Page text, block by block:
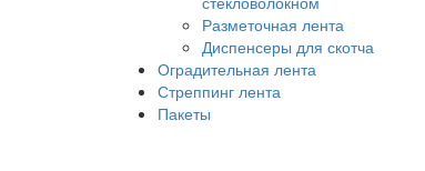
Разметочная лента
Диспенсеры для скотча
Оградительная лента
Стреппинг лента
Пакеты